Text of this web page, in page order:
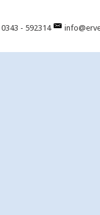
0343 - 592314